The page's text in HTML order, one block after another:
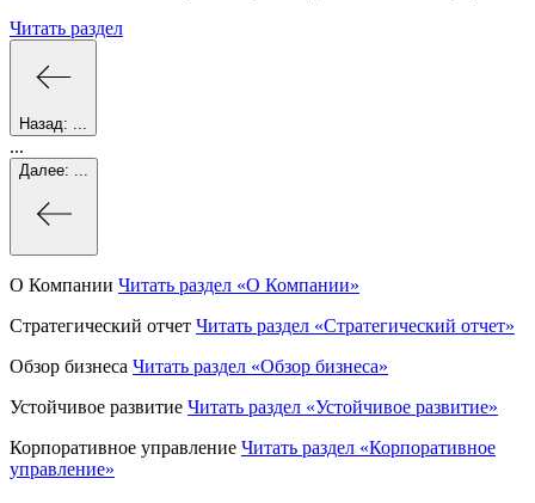
Читать раздел
Назад:
...
Далее:
О Компании Читать раздел «О Компании»
Стратегический отчет Читать раздел «Стратегический отчет»
Обзор бизнеса Читать раздел «Обзор бизнеса»
Устойчивое развитие Читать раздел «Устойчивое развитие»
Корпоративное управление Читать раздел «Корпоративное
управление»